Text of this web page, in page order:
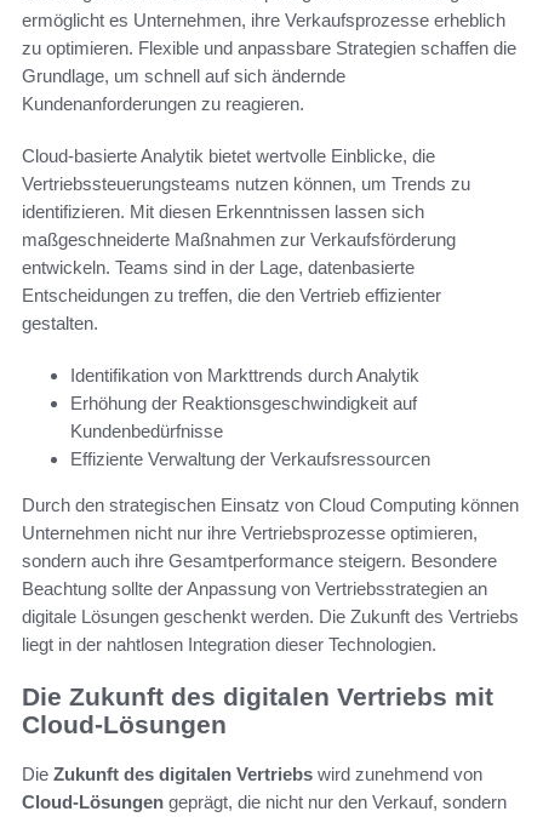
ermöglicht es Unternehmen, ihre Verkaufsprozesse erheblich
zu optimieren. Flexible und anpassbare Strategien schaffen die
Grundlage, um schnell auf sich ändernde
Kundenanforderungen zu reagieren.
Cloud-basierte Analytik bietet wertvolle Einblicke, die
Vertriebssteuerungsteams nutzen können, um Trends zu
identifizieren. Mit diesen Erkenntnissen lassen sich
maßgeschneiderte Maßnahmen zur Verkaufsförderung
entwickeln. Teams sind in der Lage, datenbasierte
Entscheidungen zu treffen, die den Vertrieb effizienter
gestalten.
Identifikation von Markttrends durch Analytik
Erhöhung der Reaktionsgeschwindigkeit auf
Kundenbedürfnisse
Effiziente Verwaltung der Verkaufsressourcen
Durch den strategischen Einsatz von Cloud Computing können
Unternehmen nicht nur ihre Vertriebsprozesse optimieren,
sondern auch ihre Gesamtperformance steigern. Besondere
Beachtung sollte der Anpassung von Vertriebsstrategien an
digitale Lösungen geschenkt werden. Die Zukunft des Vertriebs
liegt in der nahtlosen Integration dieser Technologien.
Die Zukunft des digitalen Vertriebs mit
Cloud-Lösungen
Die Zukunft des digitalen Vertriebs wird zunehmend von
Cloud-Lösungen geprägt, die nicht nur den Verkauf, sondern